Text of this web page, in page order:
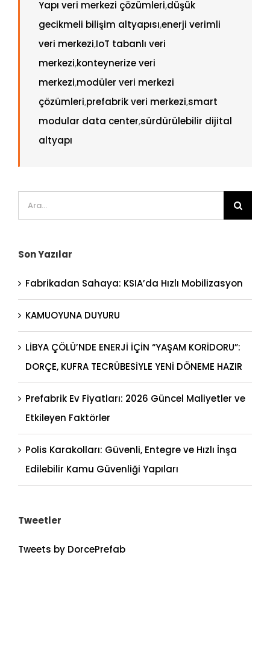
Yapı veri merkezi çözümleri,düşük
gecikmeli bilişim altyapısı,enerji verimli
veri merkezi,IoT tabanlı veri
merkezi,konteynerize veri
merkezi,modüler veri merkezi
çözümleri,prefabrik veri merkezi,smart
modular data center,sürdürülebilir dijital
altyapı
Ara:
Son Yazılar
Fabrikadan Sahaya: KSIA’da Hızlı Mobilizasyon
KAMUOYUNA DUYURU
LİBYA ÇÖLÜ’NDE ENERJİ İÇİN “YAŞAM KORİDORU”:
DORÇE, KUFRA TECRÜBESİYLE YENİ DÖNEME HAZIR
Prefabrik Ev Fiyatları: 2026 Güncel Maliyetler ve
Etkileyen Faktörler
Polis Karakolları: Güvenli, Entegre ve Hızlı İnşa
Edilebilir Kamu Güvenliği Yapıları
Tweetler
Tweets by DorcePrefab